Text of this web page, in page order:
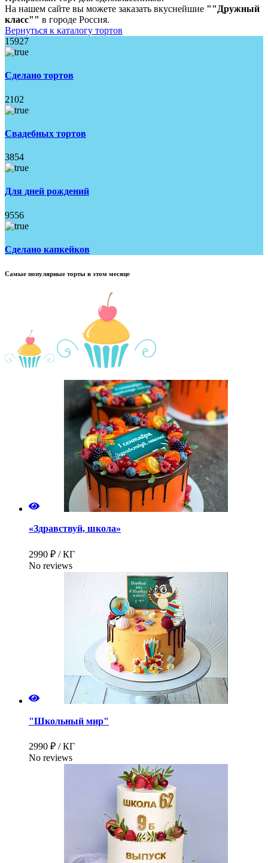
На нашем сайте вы можете заказать вкуснейшие ""Дружный
класс"" в городе Россия.
Вернуться к каталогу тортов
15927
Сделано тортов
2102
Свадебных тортов
3854
Для дней рождений
9556
Сделано капкейков
Самые популярные торты в этом месяце
«Здравствуй, школа»
2990 ₽ / КГ
No reviews
"Школьный мир"
2990 ₽ / КГ
No reviews